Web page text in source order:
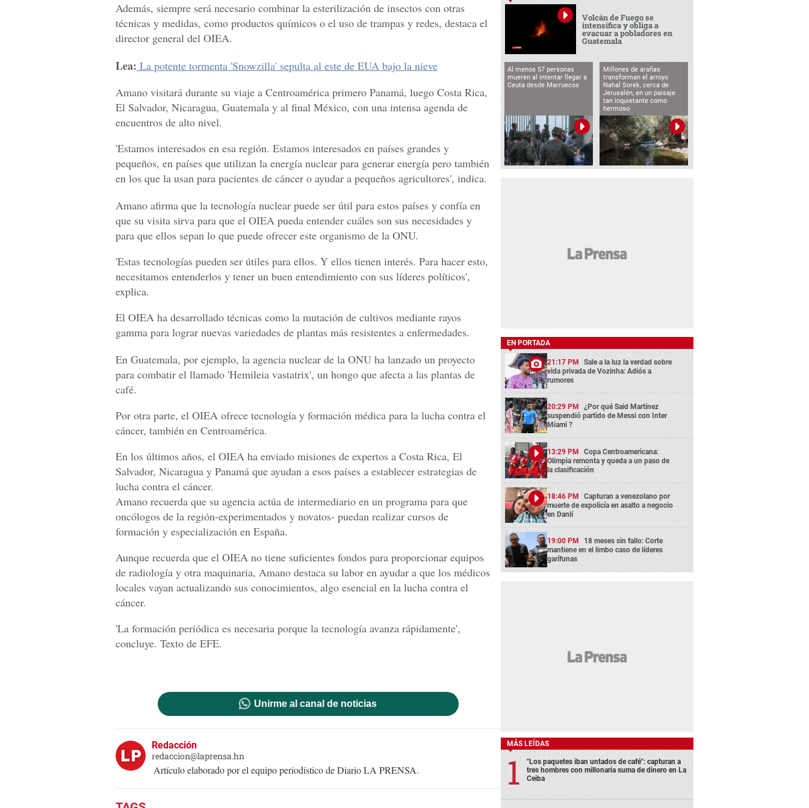
Además, siempre será necesario combinar la esterilización de insectos con otras
técnicas y medidas, como productos químicos o el uso de trampas y redes, destaca el
director general del OIEA.
Lea: La potente tormenta 'Snowzilla' sepulta al este de EUA bajo la nieve
Amano visitará durante su viaje a Centroamérica primero Panamá, luego Costa Rica,
El Salvador, Nicaragua, Guatemala y al final México, con una intensa agenda de
encuentros de alto nivel.
'Estamos interesados en esa región. Estamos interesados en países grandes y
pequeños, en países que utilizan la energía nuclear para generar energía pero también
en los que la usan para pacientes de cáncer o ayudar a pequeños agricultores', indica.
Amano afirma que la tecnología nuclear puede ser útil para estos países y confía en
que su visita sirva para que el OIEA pueda entender cuáles son sus necesidades y
para que ellos sepan lo que puede ofrecer este organismo de la ONU.
'Estas tecnologías pueden ser útiles para ellos. Y ellos tienen interés. Para hacer esto,
necesitamos entenderlos y tener un buen entendimiento con sus líderes políticos',
explica.
El OIEA ha desarrollado técnicas como la mutación de cultivos mediante rayos
gamma para lograr nuevas variedades de plantas más resistentes a enfermedades.
En Guatemala, por ejemplo, la agencia nuclear de la ONU ha lanzado un proyecto
para combatir el llamado 'Hemileia vastatrix', un hongo que afecta a las plantas de
café.
Por otra parte, el OIEA ofrece tecnología y formación médica para la lucha contra el
cáncer, también en Centroamérica.
En los últimos años, el OIEA ha enviado misiones de expertos a Costa Rica, El
Salvador, Nicaragua y Panamá que ayudan a esos países a establecer estrategias de
lucha contra el cáncer.
Amano recuerda que su agencia actúa de intermediario en un programa para que
oncólogos de la región-experimentados y novatos- puedan realizar cursos de
formación y especialización en España.
Aunque recuerda que el OIEA no tiene suficientes fondos para proporcionar equipos
de radiología y otra maquinaria, Amano destaca su labor en ayudar a que los médicos
locales vayan actualizando sus conocimientos, algo esencial en la lucha contra el
cáncer.
'La formación periódica es necesaria porque la tecnología avanza rápidamente',
concluye. Texto de EFE.
Unirme al canal de noticias
Redacción
redaccion@laprensa.hn
Artículo elaborado por el equipo periodístico de Diario LA PRENSA.
Volcán de Fuego se
intensifica y obliga a
evacuar a pobladores en
Guatemala
Al menos 57 personas
mueren al intentar llegar a
Ceuta desde Marruecos
Millones de arañas
transforman el arroyo
Nahal Sorek, cerca de
Jerusalén, en un paisaje
tan inquietante como
hermoso
EN PORTADA
21:17 PM Sale a la luz la verdad sobre
vida privada de Vozinha: Adiós a
rumores
20:29 PM ¿Por qué Said Martínez
suspendió partido de Messi con Inter
Miami ?
13:29 PM Copa Centroamericana:
Olimpia remonta y queda a un paso de
la clasificación
18:46 PM Capturan a venezolano por
muerte de expolicía en asalto a negocio
en Danlí
19:00 PM 18 meses sin fallo: Corte
mantiene en el limbo caso de líderes
garífunas
MÁS LEÍDAS
"Los paquetes iban untados de café": capturan a
tres hombres con millonaria suma de dinero en La
Ceiba